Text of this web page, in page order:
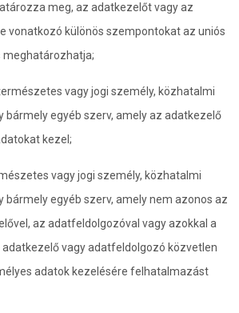
meg, az adatkezelőt vagy az
vonatkozó különös szempontokat az uniós
meghatározhatja;
vagy jogi személy, közhatalmi
bármely egyéb szerv, amely az adatkezelő
kezel;
vagy jogi személy, közhatalmi
bármely egyéb szerv, amely nem azonos az
az adatfeldolgozóval vagy azokkal a
vagy adatfeldolgozó közvetlen
adatok kezelésére felhatalmazást